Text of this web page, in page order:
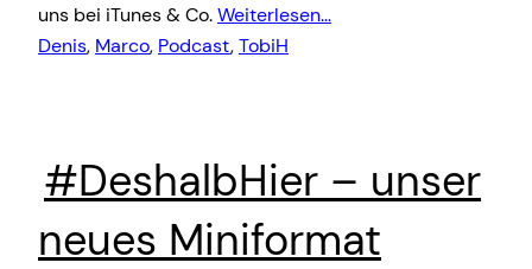
uns bei iTunes & Co.Weiterlesen…
Denis, Marco, Podcast, TobiH
#DeshalbHier – unser
neues Miniformat